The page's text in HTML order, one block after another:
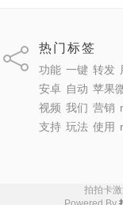
热门标签
功能 一键 转发
安卓 自动 苹果
视频 我们 营销
支持 玩法 使用
拍拍卡